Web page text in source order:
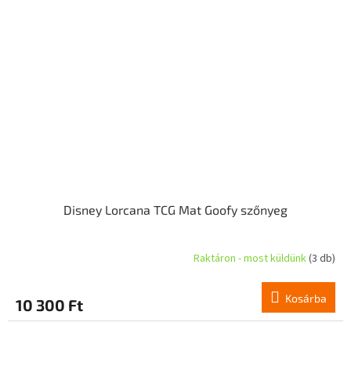
Disney Lorcana TCG Mat Goofy szőnyeg
Raktáron - most küldünk(3 db)
10 300 Ft Kosárba